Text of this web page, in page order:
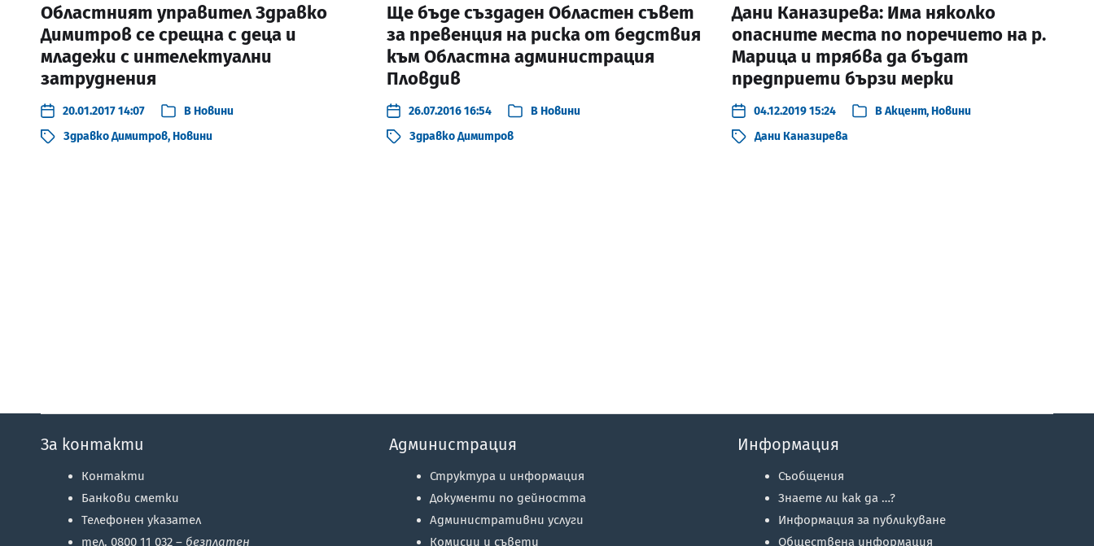
Областният управител Здравко
Димитров се срещна с деца и
младежи с интелектуални
затруднения
20.01.2017 14:07 ВНовини
Здравко Димитров,Новини
Ще бъде създаден Областен съвет
за превенция на риска от бедствия
към Областна администрация
Пловдив
26.07.2016 16:54 ВНовини
Здравко Димитров
Дани Каназирева: Има няколко
опасните места по поречието на р.
Марица и трябва да бъдат
предприети бързи мерки
04.12.2019 15:24 ВАкцент,Новини
Дани Каназирева
За контакти
Контакти
Банкови сметки
Телефонен указател
тел. 0800 11 032 – безплатен
Администрация
Структура и информация
Документи по дейността
Административни услуги
Комисии и съвети
Информация
Съобщения
Знаете ли как да …?
Информация за публикуване
Обществена информация